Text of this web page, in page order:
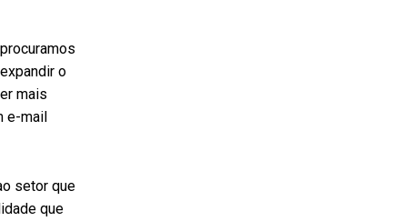
o
mais
e-mail
setor que
que